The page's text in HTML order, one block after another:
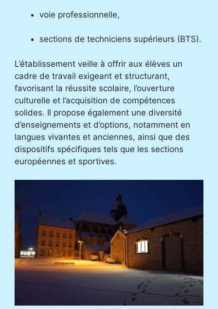
voie professionnelle,
sections de techniciens supérieurs (BTS).
L’établissement veille à offrir aux élèves un
cadre de travail exigeant et structurant,
favorisant la réussite scolaire, l’ouverture
culturelle et l’acquisition de compétences
solides. Il propose également une diversité
d’enseignements et d’options, notamment en
langues vivantes et anciennes, ainsi que des
dispositifs spécifiques tels que les sections
européennes et sportives.